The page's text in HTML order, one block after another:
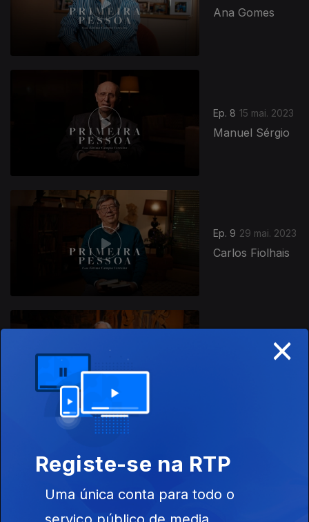
Ana Gomes
Ep. 8 15 mai. 2023
Manuel Sérgio
Ep. 9 29 mai. 2023
Carlos Fiolhais
03 jul. 2023
Ep. 11
Rui Horta
×
Registe-se na RTP
Uma única conta para todo o